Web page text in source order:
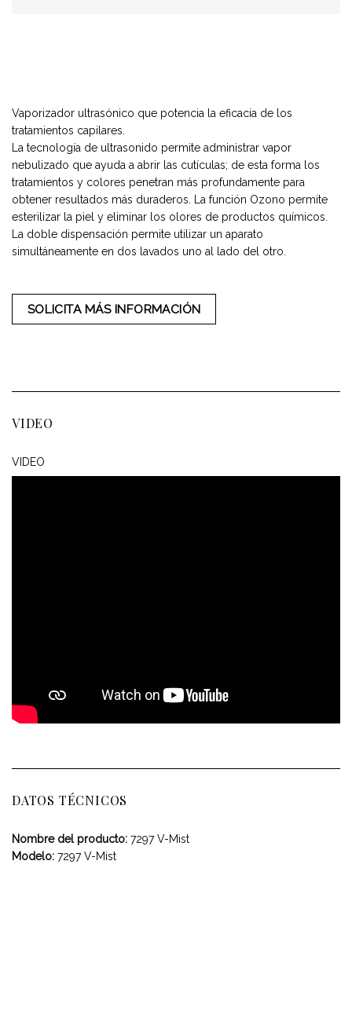
Vaporizador ultrasónico que potencia la eficacia de los
tratamientos capilares.
La tecnología de ultrasonido permite administrar vapor
nebulizado que ayuda a abrir las cutículas; de esta forma los
tratamientos y colores penetran más profundamente para
obtener resultados más duraderos. La función Ozono permite
esterilizar la piel y eliminar los olores de productos químicos.
La doble dispensación permite utilizar un aparato
simultáneamente en dos lavados uno al lado del otro.
SOLICITA MÁS INFORMACIÓN
VIDEO
VIDEO
DATOS TÉCNICOS
Nombre del producto: 7297 V-Mist
Modelo: 7297 V-Mist